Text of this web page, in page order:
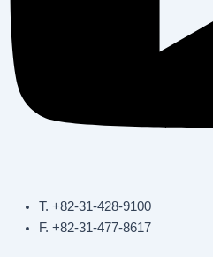
T. +82-31-428-9100
F. +82-31-477-8617